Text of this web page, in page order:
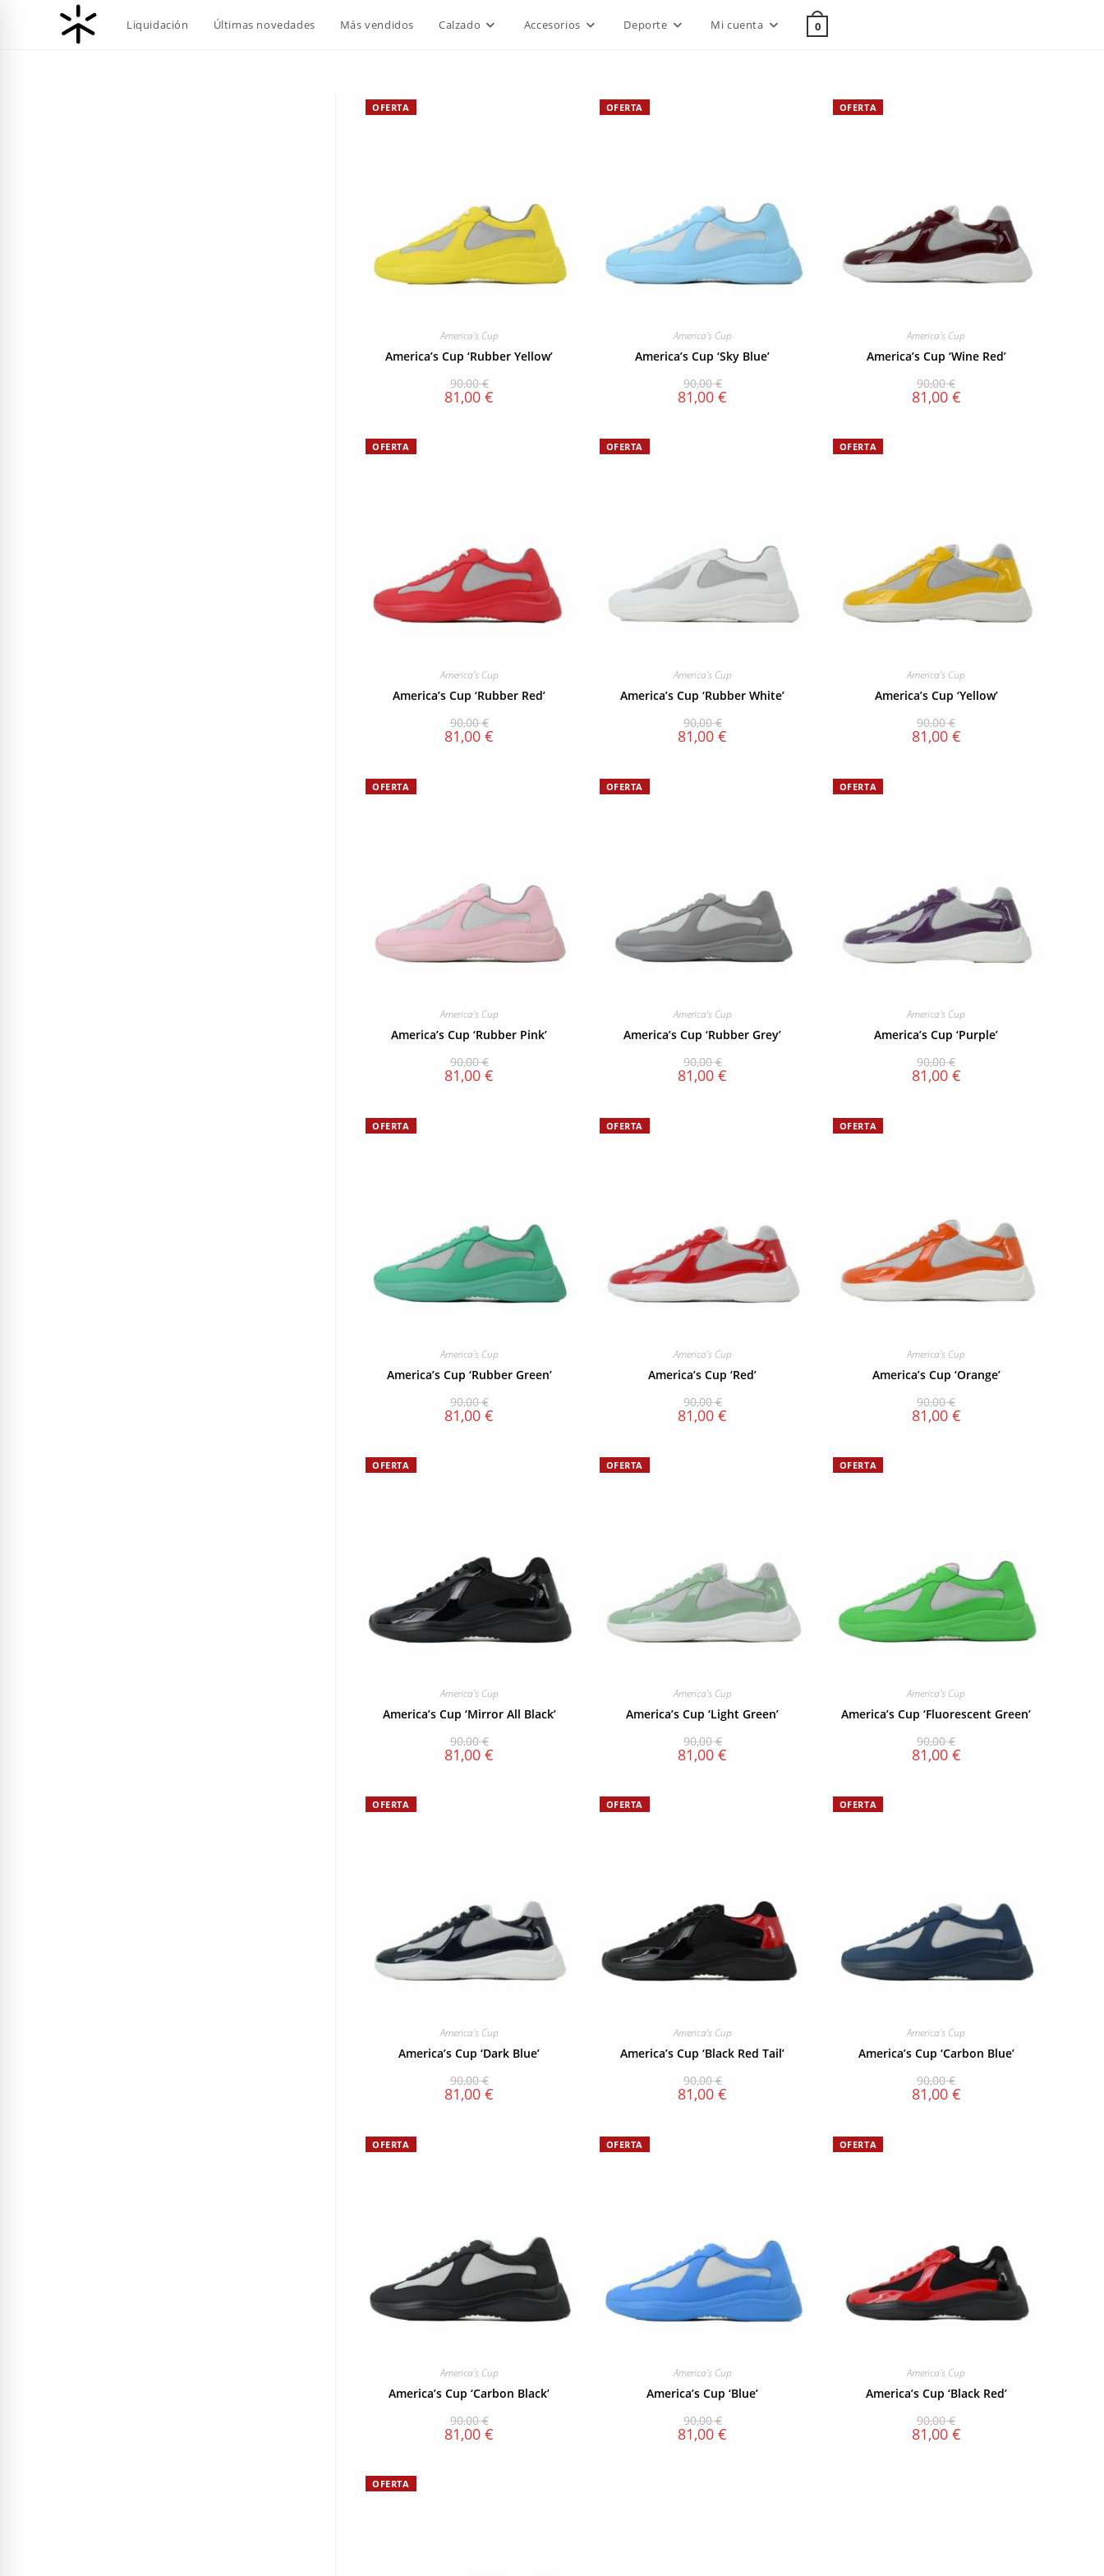
Liquidación Últimas novedades Más vendidos Calzado Accesorios Deporte Mi cuenta 0
OFERTA
America's Cup
America’s Cup ‘Rubber Yellow’
90,00€
81,00€
OFERTA
America's Cup
America’s Cup ‘Sky Blue’
90,00€
81,00€
OFERTA
America's Cup
America’s Cup ‘Wine Red’
90,00€
81,00 €
OFERTA
America's Cup
America’s Cup ‘Rubber Red’
90,00€
81,00€
OFERTA
America's Cup
America’s Cup ‘Rubber White’
90,00€
81,00€
OFERTA
America's Cup
America’s Cup ‘Yellow’
90,00€
81,00 €
OFERTA
America's Cup
America’s Cup ‘Rubber Pink’
90,00€
81,00€
OFERTA
America's Cup
America’s Cup ‘Rubber Grey’
90,00€
81,00€
OFERTA
America's Cup
America’s Cup ‘Purple’
90,00€
81,00 €
OFERTA
America's Cup
America’s Cup ‘Rubber Green’
90,00€
81,00€
OFERTA
America's Cup
America’s Cup ‘Red’
90,00€
81,00€
OFERTA
America's Cup
America’s Cup ‘Orange’
90,00€
81,00 €
OFERTA
America's Cup
America’s Cup ‘Mirror All Black’
90,00€
81,00€
OFERTA
America's Cup
America’s Cup ‘Light Green’
90,00€
81,00€
OFERTA
America's Cup
America’s Cup ‘Fluorescent Green’
90,00€
81,00 €
OFERTA
America's Cup
America’s Cup ‘Dark Blue’
90,00€
81,00€
OFERTA
America's Cup
America’s Cup ‘Black Red Tail’
90,00€
81,00€
OFERTA
America's Cup
America’s Cup ‘Carbon Blue’
90,00€
81,00 €
OFERTA
America's Cup
America’s Cup ‘Carbon Black’
90,00€
81,00€
OFERTA
America's Cup
America’s Cup ‘Blue’
90,00€
81,00€
OFERTA
America's Cup
America’s Cup ‘Black Red’
90,00€
81,00 €
OFERTA